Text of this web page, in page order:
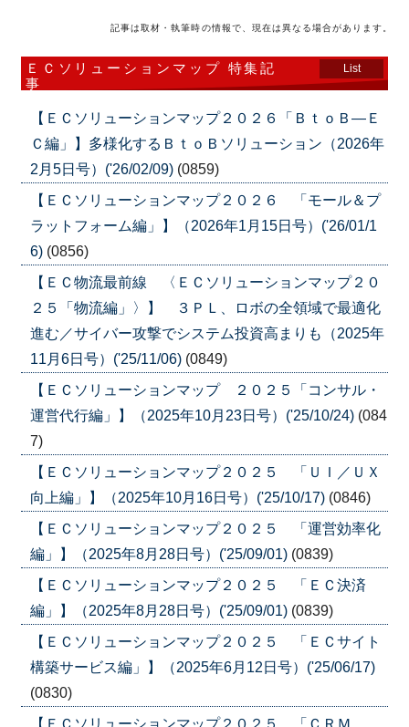
記事は取材・執筆時の情報で、現在は異なる場合があります。
ＥＣソリューションマップ 特集記
事
List
【ＥＣソリューションマップ２０２６「ＢｔｏＢ―Ｅ
Ｃ編」】多様化するＢｔｏＢソリューション（2026年
2月5日号）('26/02/09) (0859)
【ＥＣソリューションマップ２０２６ 「モール＆プ
ラットフォーム編」】（2026年1月15日号）('26/01/1
6) (0856)
【ＥＣ物流最前線 〈ＥＣソリューションマップ２０
２５「物流編」〉】 ３ＰＬ、ロボの全領域で最適化
進む／サイバー攻撃でシステム投資高まりも（2025年
11月6日号）('25/11/06) (0849)
【ＥＣソリューションマップ ２０２５「コンサル・
運営代行編」】（2025年10月23日号）('25/10/24) (084
7)
【ＥＣソリューションマップ２０２５ 「ＵＩ／ＵＸ
向上編」】（2025年10月16日号）('25/10/17) (0846)
【ＥＣソリューションマップ２０２５ 「運営効率化
編」】（2025年8月28日号）('25/09/01) (0839)
【ＥＣソリューションマップ２０２５ 「ＥＣ決済
編」】（2025年8月28日号）('25/09/01) (0839)
【ＥＣソリューションマップ２０２５ 「ＥＣサイト
構築サービス編」】（2025年6月12日号）('25/06/17)
(0830)
【ＥＣソリューションマップ２０２５ 「ＣＲＭ